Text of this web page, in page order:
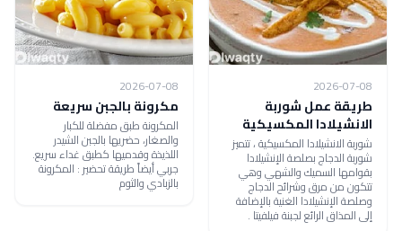
2026-07-08
طريقة عمل شوربة
الانشيلادا المكسيكية
شوربة الانشيلادا المكسيكية ، تتميز
شوربة الدجاج بصلصة الإنشيلادا
بقوامها السميك والشهي وهي
تتكون من مرق وشرائح الدجاج
وصلصة الإنشيلادا الغنية بالإضافة
إلى المذاق الرائع لجبنة فيلفيتا .
2026-07-08
مكرونة بالجبن سريعة
المكرونة طبق مفضلة للكبار
والصغار، حضريها بالجبن الشيدر
اللذيذة وقدميها كطبق غداء سريع.
جربي أيضاً طريقة تحضير : المكرونة
بالزبادي والثوم